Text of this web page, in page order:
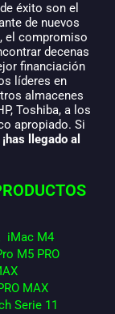
éxito son el
de nuevos
el compromiso
decenas
financiación
líderes en
almacenes
Toshiba, a los
apropiado. Si
¡has llegado al
iMac M4
M5 PRO
MAX
Serie 11